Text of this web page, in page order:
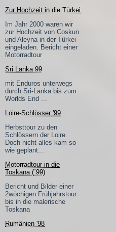
Zur Hochzeit in die Türkei
Im Jahr 2000 waren wir
zur Hochzeit von Coskun
und Aleyna in der Türkei
eingeladen. Bericht einer
Motorradtour
Sri Lanka 99
mit Enduros unterwegs
durch Sri-Lanka bis zum
Worlds End ...
Loire-Schlösser '99
Herbsttour zu den
Schlössern der Loire.
Doch nicht alles kam so
wie geplant...
Motorradtour in die
Toskana (´99)
Bericht und Bilder einer
2wöchigen Frühjahrstour
bis in die malerische
Toskana
Rumänien '98